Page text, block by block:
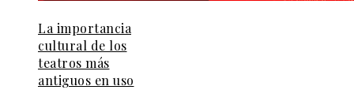
La importancia
cultural de los
teatros más
antiguos en uso